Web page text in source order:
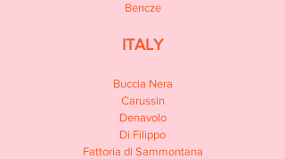
Bencze
ITALY
Buccia Nera
Carussin
Denavolo
Di Filippo
Fattoria di Sammontana